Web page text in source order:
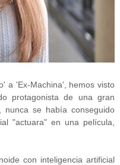
a 'Ex-Machina', hemos visto
protagonista de una gran
nunca se había conseguido
"actuara" en una película,
con inteligencia artificial